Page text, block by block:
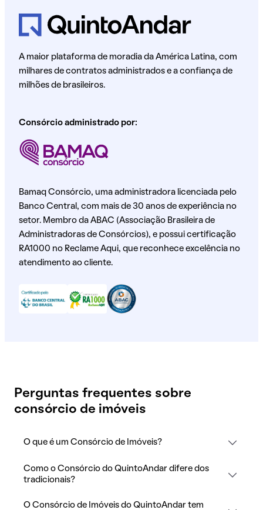
A maior plataforma de moradia da América Latina, com
milhares de contratos administrados e a confiança de
milhões de brasileiros.
Consórcio administrado por:
Bamaq Consórcio, uma administradora licenciada pelo
Banco Central, com mais de 30 anos de experiência no
setor. Membro da ABAC (Associação Brasileira de
Administradoras de Consórcios), e possui certificação
RA1000 no Reclame Aqui, que reconhece excelência no
atendimento ao cliente.
Perguntas frequentes sobre
consórcio de imóveis
O que é um Consórcio de Imóveis?
Como o Consórcio do QuintoAndar difere dos
tradicionais?
O Consórcio de Imóveis do QuintoAndar tem